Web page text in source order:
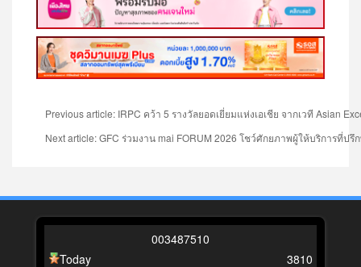
Previous article: IRPC คว้า 5 รางวัลยอดเยี่ยมแห่งเอเชีย จากเวที Asian
Next article: GFC ร่วมงาน mai FORUM 2026 โชว์ศักยภาพผู้ให้บริการ
003487510
Today
3810